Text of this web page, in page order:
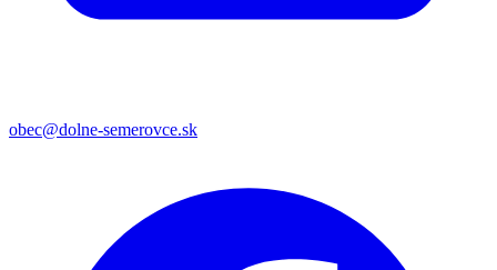
obec@dolne-semerovce.sk